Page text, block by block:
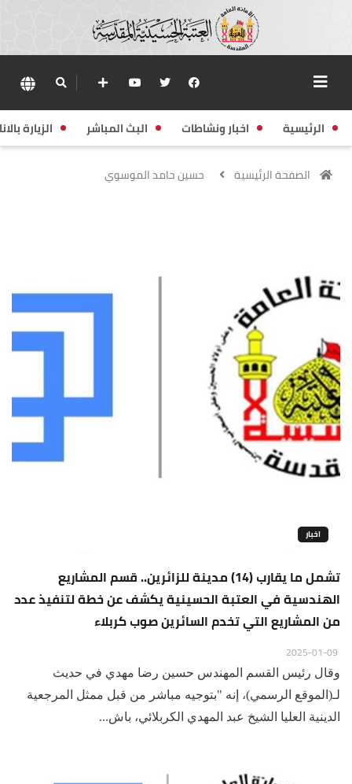
الرئيسية اخبار ونشاطات البث المباشر الزيارة
الصفحة الرئيسية حسين حامد الموسوي
اخبار
تشمل ما يقارب (14) مدينة للزائرين.. قسم المشاريع
الهندسية في العتبة الحسينية يكشف عن خطة لتنفيذ عدد
من المشاريع التي تخدم السائرين صوب كربلاء
وقال رئيس القسم المهندس حسين رضا مهدي في حديث
لـ(الموقع الرسمي)، إنه "بتوجيه مباشر من قبل ممثل المرجعية
الدينية العليا الشيخ عبد المهدي الكربلائي، باش...